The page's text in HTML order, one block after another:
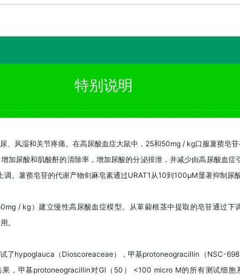
特别说明
、风湿和关节疼痛。在高尿酸血症大鼠中，25和50mg / kg口服薯蓣皂
加尿酸和肌酸酐的清除率，增加尿酸的分泌排泄，并减少由高尿酸血
。薯蓣皂苷的代谢产物剑麻皂素通过URAT1从10到100μM显著抑制尿酸
/ kg）建立慢性高尿酸血症模型。从萆薢根茎中提取的皂苷通过下
。
了hypoglauca（Dioscoreaceae），甲基protoneogracillin（NSC-
，甲基protoneogracillin对GI（50） <100 micro M的所有测试细胞